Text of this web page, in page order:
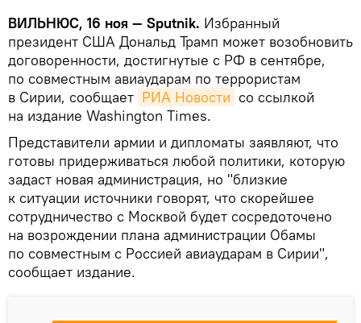
ВИЛЬНЮС, 16 ноя — Sputnik. Избранный
президент США Дональд Трамп может возобновить
договоренности, достигнутые с РФ в сентябре,
по совместным авиаударам по террористам
в Сирии, сообщает РИА Новости со ссылкой
на издание Washington Times.
Представители армии и дипломаты заявляют, что
готовы придерживаться любой политики, которую
задаст новая администрация, но "близкие
к ситуации источники говорят, что скорейшее
сотрудничество с Москвой будет сосредоточено
на возрождении плана администрации Обамы
по совместным с Россией авиаударам в Сирии",
сообщает издание.